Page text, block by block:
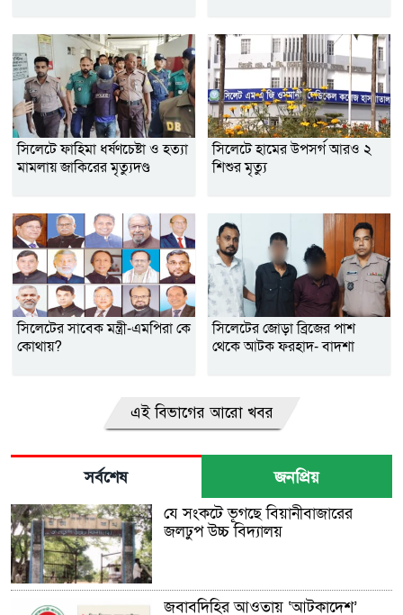
সিলেটে ফাহিমা ধর্ষণচেষ্টা ও হত্যা
মামলায় জাকিরের মৃত্যুদণ্ড
সিলেটে হামের উপসর্গ আরও ২
শিশুর মৃত্যু
সিলেটের সাবেক মন্ত্রী-এমপিরা কে
কোথায়?
সিলেটের জোড়া ব্রিজের পাশ
থেকে আটক ফরহাদ- বাদশা
এই বিভাগের আরো খবর
সর্বশেষ জনপ্রিয়
যে সংকটে ভূগছে বিয়ানীবাজারের
জলঢুপ উচ্চ বিদ্যালয়
জবাবদিহির আওতায় ‘আটকাদেশ’